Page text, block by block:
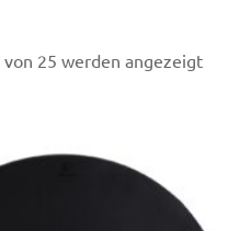
von 25 werden angezeigt